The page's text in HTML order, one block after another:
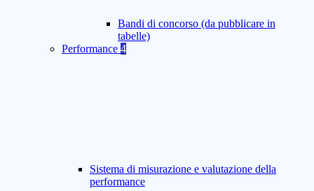
Bandi di concorso (da pubblicare in
tabelle)
Performance 4
Sistema di misurazione e valutazione della
performance